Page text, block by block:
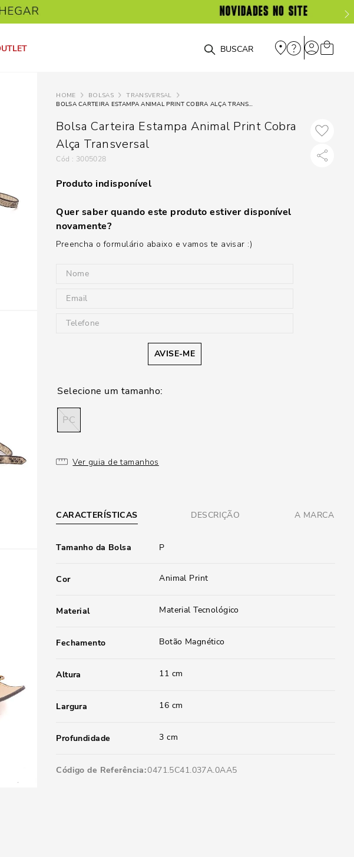
O que você está procurando?
BOLSAS
TRANSVERSAL
BOLSA CARTEIRA ESTAMPA ANIMAL PRINT COBRA ALÇA TRANSVERSAL
Bolsa Carteira Estampa Animal Print Cobra
Alça Transversal
: 3005028
Produto indisponível
Quer saber quando este produto estiver disponível
novamente?
Preencha o formulário abaixo e vamos te avisar :)
AVISE-ME
PC
Ver guia de tamanhos
CARACTERÍSTICAS DESCRIÇÃO A MARCA
Tamanho da Bolsa P
Cor Animal Print
Material Material Tecnológico
Fechamento Botão Magnético
Altura 11 cm
Largura 16 cm
Profundidade 3 cm
Código de Referência 0471.5C41.037A.0AA5